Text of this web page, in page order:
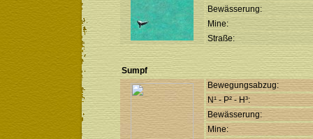
Bewässerung:
Mine:
Straße:
Sumpf
Bewegungsabzug:
N¹ - P² - H³:
Bewässerung:
Mine: